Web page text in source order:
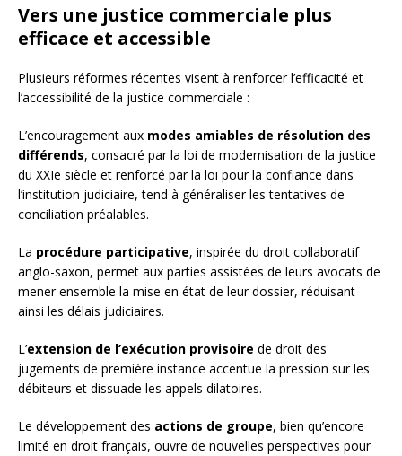
Vers une justice commerciale plus
efficace et accessible
Plusieurs réformes récentes visent à renforcer l’efficacité et
l’accessibilité de la justice commerciale :
L’encouragement aux modes amiables de résolution des
différends, consacré par la loi de modernisation de la justice
du XXIe siècle et renforcé par la loi pour la confiance dans
l’institution judiciaire, tend à généraliser les tentatives de
conciliation préalables.
La procédure participative, inspirée du droit collaboratif
anglo-saxon, permet aux parties assistées de leurs avocats de
mener ensemble la mise en état de leur dossier, réduisant
ainsi les délais judiciaires.
L’extension de l’exécution provisoire de droit des
jugements de première instance accentue la pression sur les
débiteurs et dissuade les appels dilatoires.
Le développement des actions de groupe, bien qu’encore
limité en droit français, ouvre de nouvelles perspectives pour